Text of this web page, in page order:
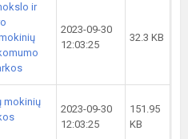
ir
2023-09-30
12:03:25
32.3 KB
mokinių
2023-09-30
12:03:25
151.95
KB